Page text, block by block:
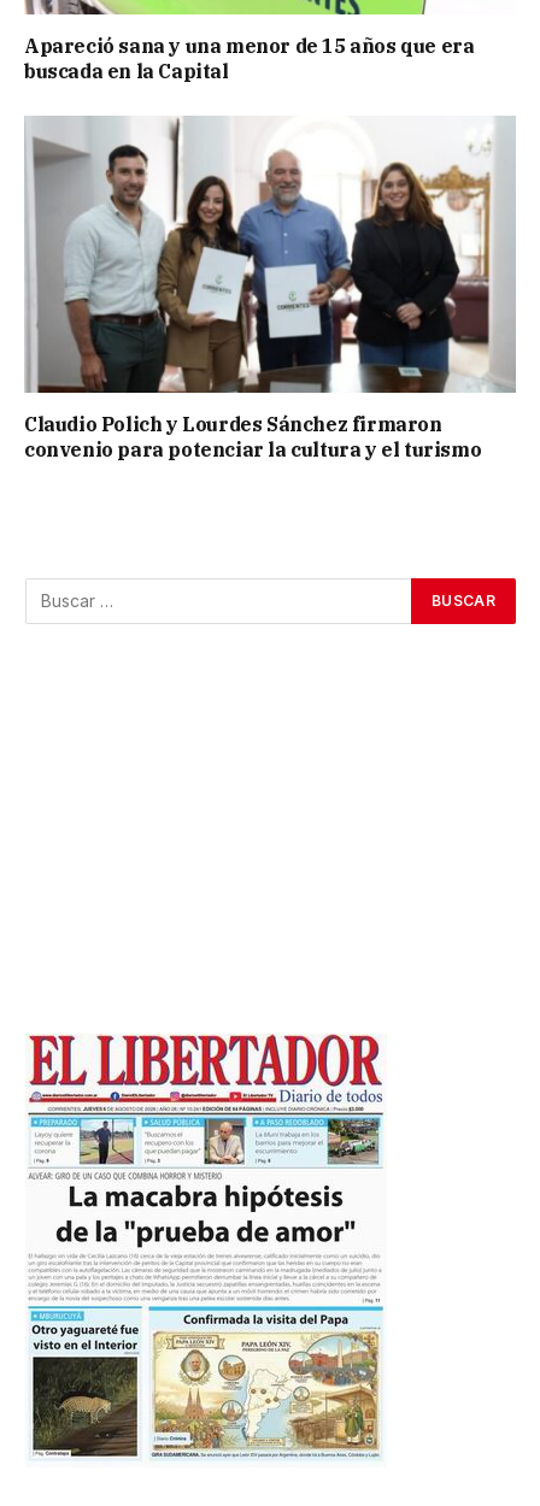
Apareció sana y una menor de 15 años que era
buscada en la Capital
Claudio Polich y Lourdes Sánchez firmaron
convenio para potenciar la cultura y el turismo